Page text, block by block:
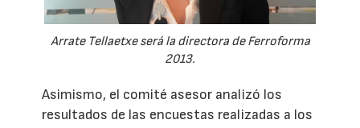
Arrate Tellaetxe será la directora de Ferroforma
2013.
Asimismo, el comité asesor analizó los
resultados de las encuestas realizadas a los